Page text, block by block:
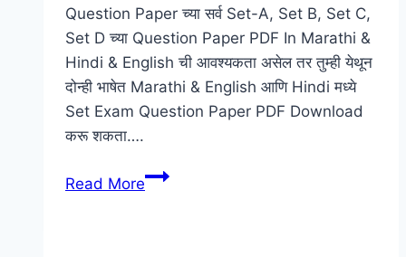
Question Paper च्या सर्व Set-A, Set B, Set C,
Set D च्या Question Paper PDF In Marathi &
Hindi & English ची आवश्यकता असेल तर तुम्ही येथून
दोन्ही भाषेत Marathi & English आणि Hindi मध्ये
Set Exam Question Paper PDF Download
करू शकता….
Read More[PDF]